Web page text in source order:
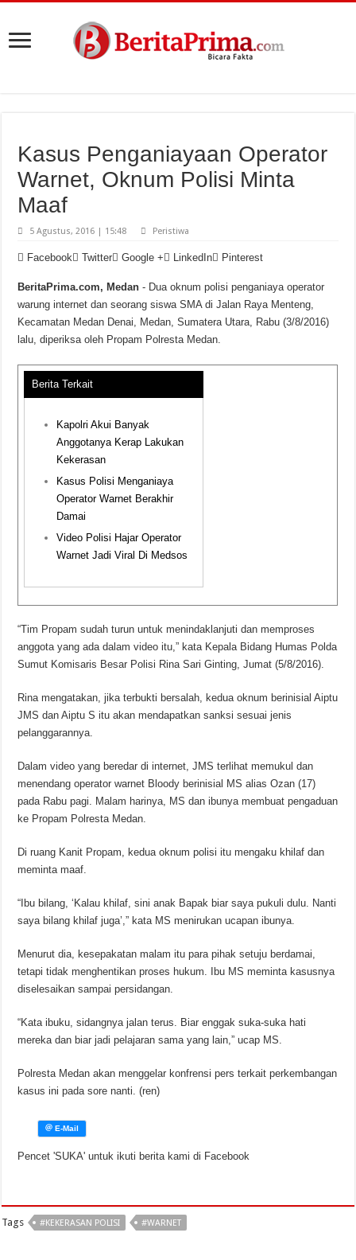
Kasus Penganiayaan Operator
Warnet, Oknum Polisi Minta
Maaf
5 Agustus, 2016 | 15:48 Peristiwa
Facebook Twitter Google + LinkedIn Pinterest
BeritaPrima.com, Medan - Dua oknum polisi penganiaya operator
warung internet dan seorang siswa SMA di Jalan Raya Menteng,
Kecamatan Medan Denai, Medan, Sumatera Utara, Rabu (3/8/2016)
lalu, diperiksa oleh Propam Polresta Medan.
Berita Terkait
Kapolri Akui Banyak
Anggotanya Kerap Lakukan
Kekerasan
Kasus Polisi Menganiaya
Operator Warnet Berakhir
Damai
Video Polisi Hajar Operator
Warnet Jadi Viral Di Medsos
“Tim Propam sudah turun untuk menindaklanjuti dan memproses
anggota yang ada dalam video itu,” kata Kepala Bidang Humas Polda
Sumut Komisaris Besar Polisi Rina Sari Ginting, Jumat (5/8/2016).
Rina mengatakan, jika terbukti bersalah, kedua oknum berinisial Aiptu
JMS dan Aiptu S itu akan mendapatkan sanksi sesuai jenis
pelanggarannya.
Dalam video yang beredar di internet, JMS terlihat memukul dan
menendang operator warnet Bloody berinisial MS alias Ozan (17)
pada Rabu pagi. Malam harinya, MS dan ibunya membuat pengaduan
ke Propam Polresta Medan.
Di ruang Kanit Propam, kedua oknum polisi itu mengaku khilaf dan
meminta maaf.
“Ibu bilang, ‘Kalau khilaf, sini anak Bapak biar saya pukuli dulu. Nanti
saya bilang khilaf juga’,” kata MS menirukan ucapan ibunya.
Menurut dia, kesepakatan malam itu para pihak setuju berdamai,
tetapi tidak menghentikan proses hukum. Ibu MS meminta kasusnya
diselesaikan sampai persidangan.
“Kata ibuku, sidangnya jalan terus. Biar enggak suka-suka hati
mereka dan biar jadi pelajaran sama yang lain,” ucap MS.
Polresta Medan akan menggelar konfrensi pers terkait perkembangan
kasus ini pada sore nanti. (ren)
Pencet 'SUKA' untuk ikuti berita kami di Facebook
Tags #KEKERASAN POLISI #WARNET